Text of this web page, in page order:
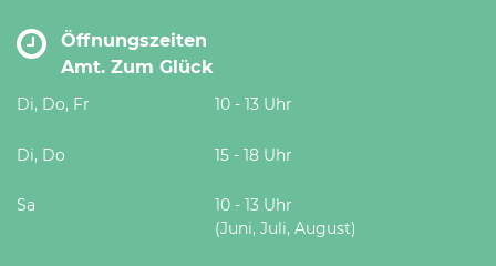
Öffnungszeiten
Amt. Zum Glück
Di, Do, Fr 10 - 13 Uhr
Di, Do 15 - 18 Uhr
Sa
10 - 13 Uhr
(Juni, Juli, August)